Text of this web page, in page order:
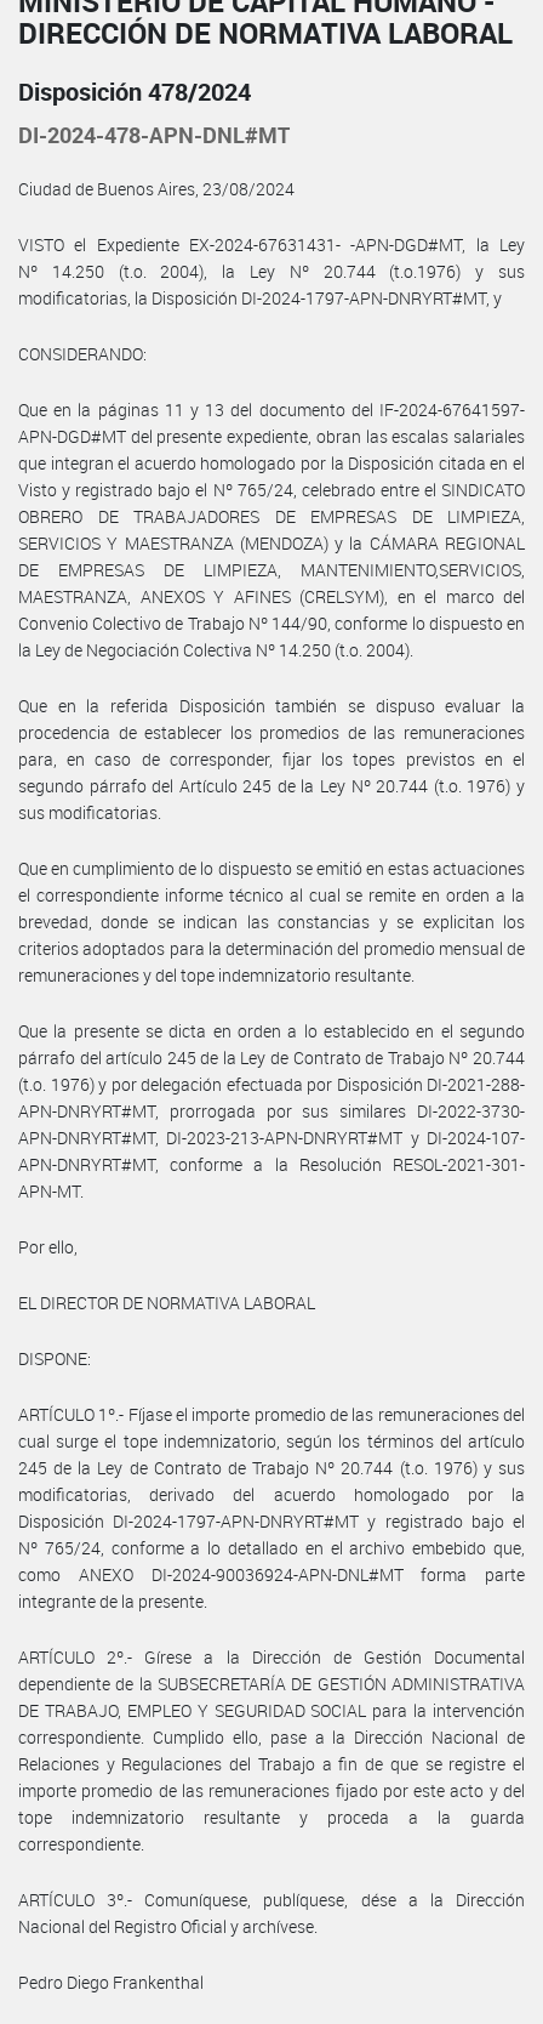
DIRECCIÓN DE NORMATIVA LABORAL
Disposición 478/2024
DI-2024-478-APN-DNL#MT
Ciudad de Buenos Aires, 23/08/2024
VISTO el Expediente EX-2024-67631431- -APN-DGD#MT, la Ley
Nº 14.250 (t.o. 2004), la Ley Nº 20.744 (t.o.1976) y sus
modificatorias, la Disposición DI-2024-1797-APN-DNRYRT#MT, y
CONSIDERANDO:
Que en la páginas 11 y 13 del documento del IF-2024-67641597-
APN-DGD#MT del presente expediente, obran las escalas salariales
que integran el acuerdo homologado por la Disposición citada en el
Visto y registrado bajo el Nº 765/24, celebrado entre el SINDICATO
OBRERO DE TRABAJADORES DE EMPRESAS DE LIMPIEZA,
SERVICIOS Y MAESTRANZA (MENDOZA) y la CÁMARA REGIONAL
DE EMPRESAS DE LIMPIEZA, MANTENIMIENTO,SERVICIOS,
MAESTRANZA, ANEXOS Y AFINES (CRELSYM), en el marco del
Convenio Colectivo de Trabajo Nº 144/90, conforme lo dispuesto en
la Ley de Negociación Colectiva Nº 14.250 (t.o. 2004).
Que en la referida Disposición también se dispuso evaluar la
procedencia de establecer los promedios de las remuneraciones
para, en caso de corresponder, fijar los topes previstos en el
segundo párrafo del Artículo 245 de la Ley Nº 20.744 (t.o. 1976) y
sus modificatorias.
Que en cumplimiento de lo dispuesto se emitió en estas actuaciones
el correspondiente informe técnico al cual se remite en orden a la
brevedad, donde se indican las constancias y se explicitan los
criterios adoptados para la determinación del promedio mensual de
remuneraciones y del tope indemnizatorio resultante.
Que la presente se dicta en orden a lo establecido en el segundo
párrafo del artículo 245 de la Ley de Contrato de Trabajo Nº 20.744
(t.o. 1976) y por delegación efectuada por Disposición DI-2021-288-
APN-DNRYRT#MT, prorrogada por sus similares DI-2022-3730-
APN-DNRYRT#MT, DI-2023-213-APN-DNRYRT#MT y DI-2024-107-
APN-DNRYRT#MT, conforme a la Resolución RESOL-2021-301-
APN-MT.
Por ello,
EL DIRECTOR DE NORMATIVA LABORAL
DISPONE:
ARTÍCULO 1º.- Fíjase el importe promedio de las remuneraciones del
cual surge el tope indemnizatorio, según los términos del artículo
245 de la Ley de Contrato de Trabajo Nº 20.744 (t.o. 1976) y sus
modificatorias, derivado del acuerdo homologado por la
Disposición DI-2024-1797-APN-DNRYRT#MT y registrado bajo el
Nº 765/24, conforme a lo detallado en el archivo embebido que,
como ANEXO DI-2024-90036924-APN-DNL#MT forma parte
integrante de la presente.
ARTÍCULO 2º.- Gírese a la Dirección de Gestión Documental
dependiente de la SUBSECRETARÍA DE GESTIÓN ADMINISTRATIVA
DE TRABAJO, EMPLEO Y SEGURIDAD SOCIAL para la intervención
correspondiente. Cumplido ello, pase a la Dirección Nacional de
Relaciones y Regulaciones del Trabajo a fin de que se registre el
importe promedio de las remuneraciones fijado por este acto y del
tope indemnizatorio resultante y proceda a la guarda
correspondiente.
ARTÍCULO 3º.- Comuníquese, publíquese, dése a la Dirección
Nacional del Registro Oficial y archívese.
Pedro Diego Frankenthal